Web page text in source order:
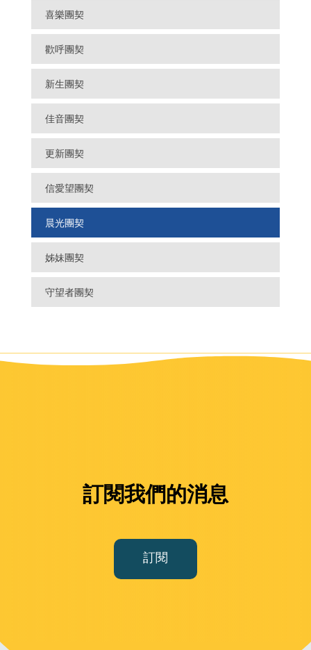
喜樂團契
歡呼團契
新生團契
佳音團契
更新團契
信愛望團契
晨光團契
姊妹團契
守望者團契
訂閱我們的消息
訂閱